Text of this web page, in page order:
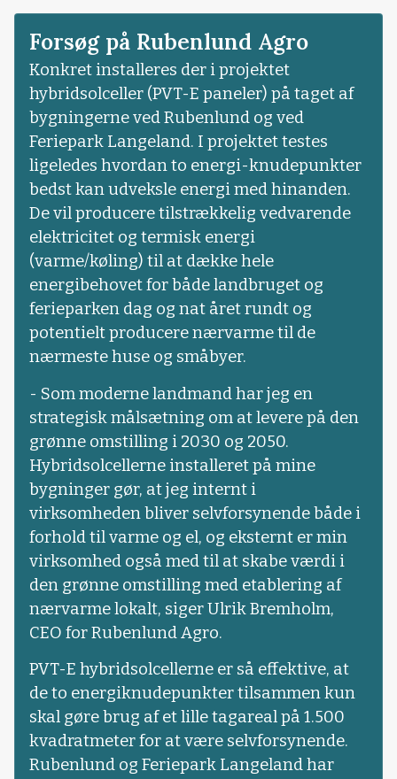
Forsøg på Rubenlund Agro
Konkret installeres der i projektet
hybridsolceller (PVT-E paneler) på taget af
bygningerne ved Rubenlund og ved
Feriepark Langeland. I projektet testes
ligeledes hvordan to energi-knudepunkter
bedst kan udveksle energi med hinanden.
De vil producere tilstrækkelig vedvarende
elektricitet og termisk energi
(varme/køling) til at dække hele
energibehovet for både landbruget og
ferieparken dag og nat året rundt og
potentielt producere nærvarme til de
nærmeste huse og småbyer.
- Som moderne landmand har jeg en
strategisk målsætning om at levere på den
grønne omstilling i 2030 og 2050.
Hybridsolcellerne installeret på mine
bygninger gør, at jeg internt i
virksomheden bliver selvforsynende både i
forhold til varme og el, og eksternt er min
virksomhed også med til at skabe værdi i
den grønne omstilling med etablering af
nærvarme lokalt, siger Ulrik Bremholm,
CEO for Rubenlund Agro.
PVT-E hybridsolcellerne er så effektive, at
de to energiknudepunkter tilsammen kun
skal gøre brug af et lille tagareal på 1.500
kvadratmeter for at være selvforsynende.
Rubenlund og Feriepark Langeland har